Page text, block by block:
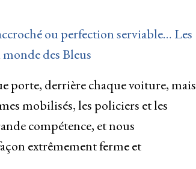
ou perfection serviable… Les
des Bleus
porte, derrière chaque voiture, mais
mobilisés, les policiers et les
compétence, et nous
extrêmement ferme et